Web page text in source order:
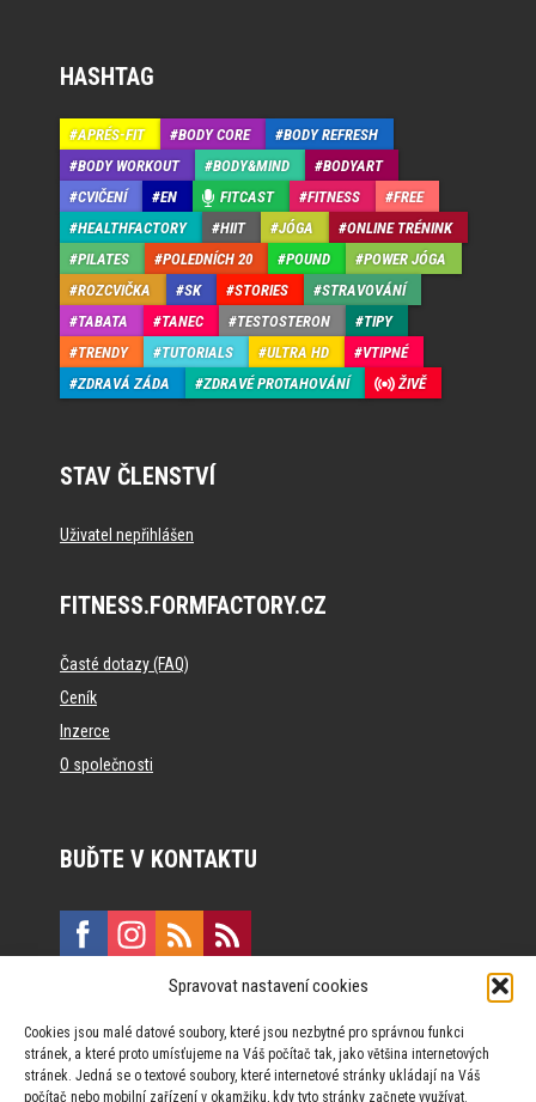
Spravovat nastavení cookies
Cookies jsou malé datové soubory, které jsou nezbytné pro správnou funkci
stránek, a které proto umísťujeme na Váš počítač tak, jako většina internetových
stránek. Jedná se o textové soubory, které internetové stránky ukládají na Váš
počítač nebo mobilní zařízení v okamžiku, kdy tyto stránky začnete využívat.
HASHTAG
APRÉS-FIT BODY CORE
BODY REFRESH
BODY WORKOUT
BODY&MIND
BODYART
CVIČENÍ
EN FITCAST FITNESS
FREE
HEALTHFACTORY
HIIT JÓGA
ONLINE TRÉNINK
PILATES
POLEDNÍCH 20 POUND
POWER JÓGA
ROZCVIČKA
SK STORIES
STRAVOVÁNÍ
TABATA
TANEC TESTOSTERON
TIPY
TRENDY
TUTORIALS ULTRA HD
VTIPNÉ
ZDRAVÁ ZÁDA
ZDRAVÉ PROTAHOVÁNÍ ŽIVĚ
STAV ČLENSTVÍ
Uživatel nepřihlášen
FITNESS.FORMFACTORY.CZ
Časté dotazy (FAQ)
Ceník
Inzerce
O společnosti
BUĎTE V KONTAKTU
Vinohradská 190, 130 00 Praha 3